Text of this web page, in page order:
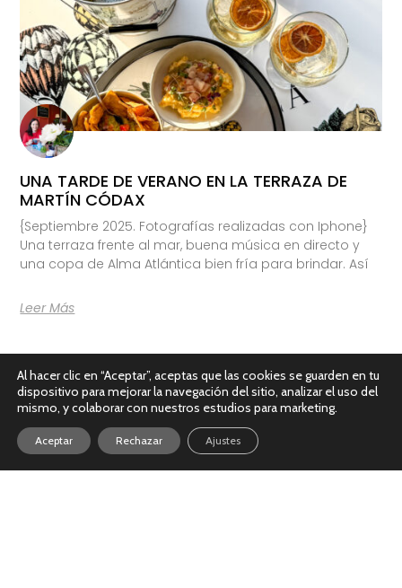
UNA TARDE DE VERANO EN LA TERRAZA DE
MARTÍN CÓDAX
{Septiembre 2025. Fotografías realizadas con Iphone}
Una terraza frente al mar, buena música en directo y
una copa de Alma Atlántica bien fría para brindar. Así
Leer Más
Al hacer clic en “Aceptar”, aceptas que las cookies se guarden en tu
dispositivo para mejorar la navegación del sitio, analizar el uso del
mismo, y colaborar con nuestros estudios para marketing.
Aceptar Rechazar Ajustes